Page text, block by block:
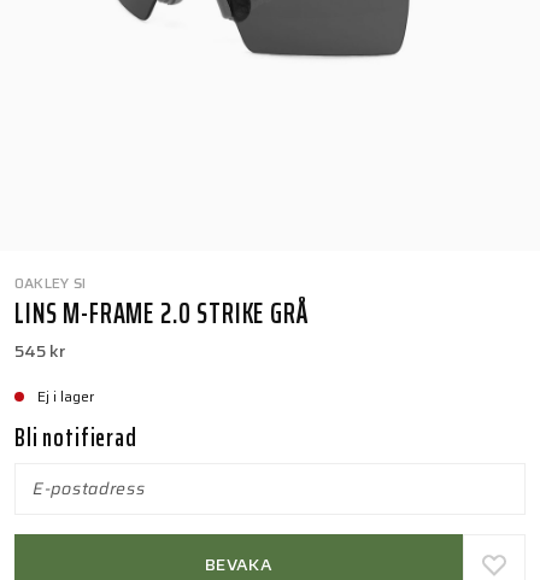
OAKLEY SI
LINS M-FRAME 2.0 STRIKE GRÅ
545 kr
Ej i lager
Bli notifierad
BEVAKA